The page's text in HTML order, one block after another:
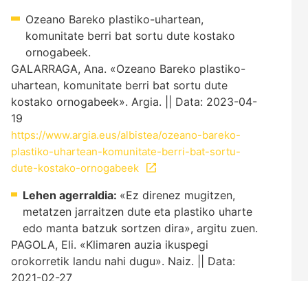
Ozeano Bareko plastiko-uhartean,
komunitate berri bat sortu dute kostako
ornogabeek.
GALARRAGA, Ana. «Ozeano Bareko plastiko-
uhartean, komunitate berri bat sortu dute
kostako ornogabeek». Argia. || Data: 2023-04-
19
https://www.argia.eus/albistea/ozeano-bareko-
plastiko-uhartean-komunitate-berri-bat-sortu-
dute-kostako-ornogabeek
Lehen agerraldia: «Ez direnez mugitzen,
metatzen jarraitzen dute eta plastiko uharte
edo manta batzuk sortzen dira», argitu zuen.
PAGOLA, Eli. «Klimaren auzia ikuspegi
orokorretik landu nahi dugu». Naiz. || Data:
2021-02-27